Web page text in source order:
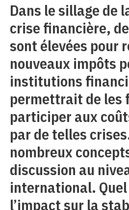
Dans le sillage de
crise financière,
sont élevées pour
nouveaux impôts
institutions
permettrait de les
participer aux
par de telles
nombreux
discussion au
international.
l’impact sur la